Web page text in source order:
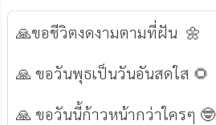
🙏ขอชีวิตงดงามตามที่ฝัน 🌼
🙏 ขอวันพุธเป็นวันอันสดใส 🌻
🙏 ขอวันนี้ก้าวหน้ากว่าใครๆ 🤓